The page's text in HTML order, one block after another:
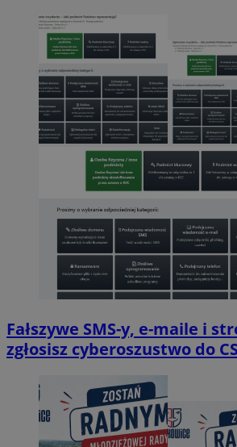
Fałszywe SMS-y, e-maile i
zgłosisz cyberoszustwo do